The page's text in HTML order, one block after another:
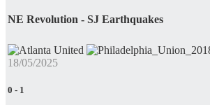
NE Revolution - SJ Earthquakes
18/05/2025
0 - 1